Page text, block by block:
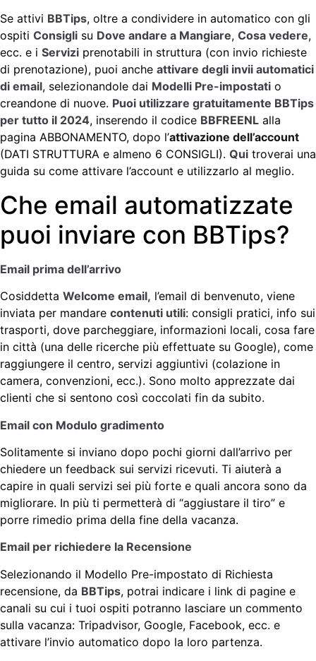
Se attivi BBTips, oltre a condividere in automatico con gli
ospiti Consigli su Dove andare a Mangiare, Cosa vedere,
ecc. e i Servizi prenotabili in struttura (con invio richieste
di prenotazione), puoi anche attivare degli invii automatici
di email, selezionandole dai Modelli Pre-impostati o
creandone di nuove. Puoi utilizzare gratuitamente BBTips
per tutto il 2024, inserendo il codice BBFREENL alla
pagina ABBONAMENTO, dopo l’attivazione dell’account
(DATI STRUTTURA e almeno 6 CONSIGLI). Qui troverai una
guida su come attivare l’account e utilizzarlo al meglio.
Che email automatizzate
puoi inviare con BBTips?
Email prima dell’arrivo
Cosiddetta Welcome email, l’email di benvenuto, viene
inviata per mandare contenuti utili: consigli pratici, info sui
trasporti, dove parcheggiare, informazioni locali, cosa fare
in città (una delle ricerche più effettuate su Google), come
raggiungere il centro, servizi aggiuntivi (colazione in
camera, convenzioni, ecc.). Sono molto apprezzate dai
clienti che si sentono così coccolati fin da subito.
Email con Modulo gradimento
Solitamente si inviano dopo pochi giorni dall’arrivo per
chiedere un feedback sui servizi ricevuti. Ti aiuterà a
capire in quali servizi sei più forte e quali ancora sono da
migliorare. In più ti permetterà di “aggiustare il tiro” e
porre rimedio prima della fine della vacanza.
Email per richiedere la Recensione
Selezionando il Modello Pre-impostato di Richiesta
recensione, da BBTips, potrai indicare i link di pagine e
canali su cui i tuoi ospiti potranno lasciare un commento
sulla vacanza: Tripadvisor, Google, Facebook, ecc. e
attivare l’invio automatico dopo la loro partenza.